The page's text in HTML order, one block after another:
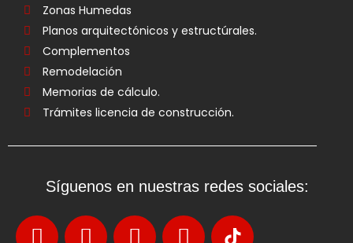
Zonas Humedas
Planos arquitectónicos y estructúrales.
Complementos
Remodelación
Memorias de cálculo.
Trámites licencia de construcción.
Síguenos en nuestras redes sociales: